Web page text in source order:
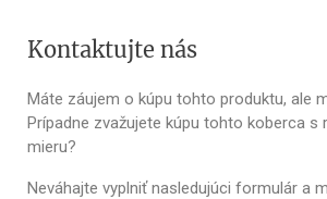
Kontaktujte nás
Máte záujem o kúpu tohto produktu, ale
Prípadne zvažujete kúpu tohto koberca s
mieru?
Neváhajte vyplniť nasledujúci formulár a